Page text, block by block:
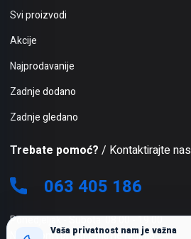
Svi proizvodi
Akcije
Najprodavanije
Zadnje dodano
Zadnje gledano
Trebate pomoć? / Kontaktirajte nas
063 405 186
Ponedjeljak - Subota: 08:00 - 19:00
Nedjeljom i praznicima ne radimo
Vaša privatnost nam je važna